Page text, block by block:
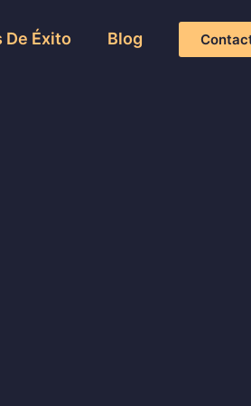
De Éxito Blog